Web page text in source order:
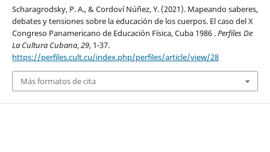
Scharagrodsky, P. A., & Cordoví Núñez, Y. (2021). Mapeando saberes,
debates y tensiones sobre la educación de los cuerpos. El caso del X
Congreso Panamericano de Educación Física, Cuba 1986 .Perfiles De
La Cultura Cubana,29, 1-37.
https://perfiles.cult.cu/index.php/perfiles/article/view/28
Más formatos de cita